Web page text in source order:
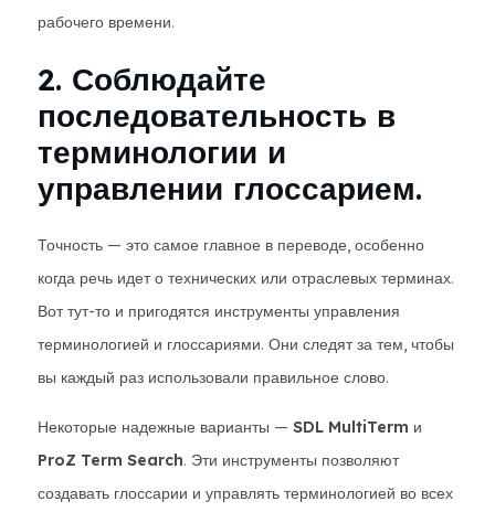
рабочего времени.
2. Соблюдайте
последовательность в
терминологии и
управлении глоссарием.
Точность — это самое главное в переводе, особенно
когда речь идет о технических или отраслевых терминах.
Вот тут-то и пригодятся инструменты управления
терминологией и глоссариями. Они следят за тем, чтобы
вы каждый раз использовали правильное слово.
Некоторые надежные варианты — SDL MultiTerm и
ProZ Term Search. Эти инструменты позволяют
создавать глоссарии и управлять терминологией во всех